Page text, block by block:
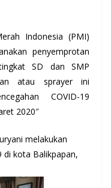
Indonesia (PMI)
penyemprotan
SD dan SMP
atau sprayer ini
COVID-19
2020″
melakukan
di kota Balikpapan,